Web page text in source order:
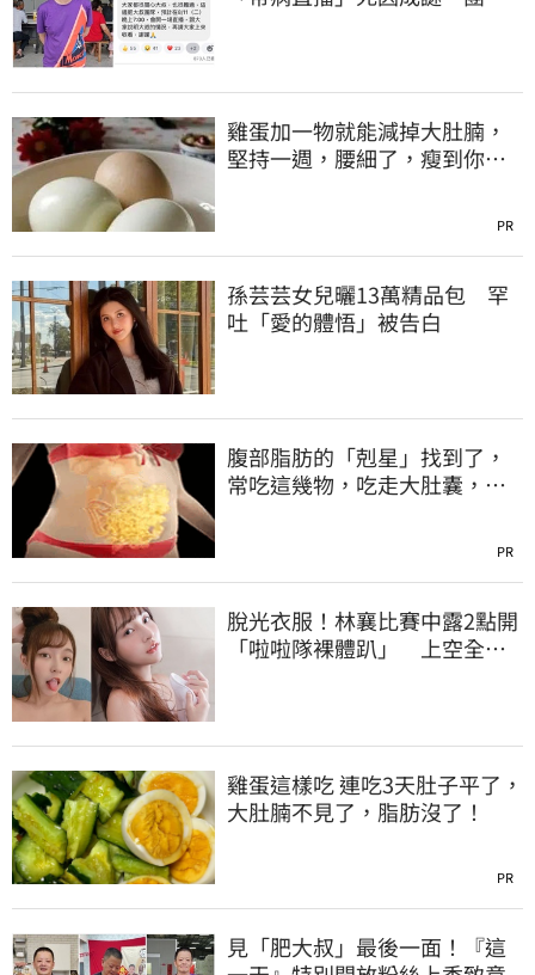
雞蛋加一物就能減掉大肚腩，
堅持一週，腰細了，瘦到你懷
PR
孫芸芸女兒曬13萬精品包 罕
吐「愛的體悟」被告白
腹部脂肪的「剋星」找到了，
常吃這幾物，吃走大肚囊，瘦
PR
脫光衣服！林襄比賽中露2點開
「啦啦隊裸體趴」 上空全裸
雞蛋這樣吃 連吃3天肚子平了，
大肚腩不見了，脂肪沒了！
PR
見「肥大叔」最後一面！『這